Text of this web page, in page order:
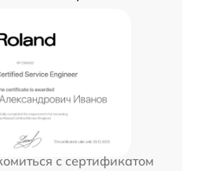
с сертификатом